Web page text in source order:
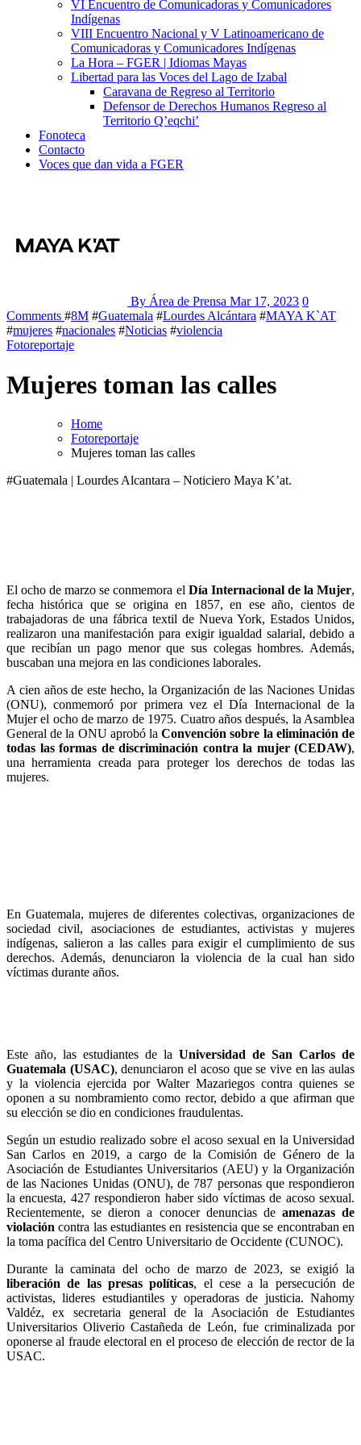
VI Encuentro de Comunicadoras y Comunicadores
Indígenas
VIII Encuentro Nacional y V Latinoamericano de
Comunicadoras y Comunicadores Indígenas
La Hora – FGER | Idiomas Mayas
Libertad para las Voces del Lago de Izabal
Caravana de Regreso al Territorio
Defensor de Derechos Humanos Regreso al
Territorio Q’eqchi’
Fonoteca
Contacto
Voces que dan vida a FGER
By Área de Prensa Mar 17, 2023 0
Comments #8M #Guatemala #Lourdes Alcántara #MAYA K`AT
#mujeres #nacionales #Noticias #violencia
Fotoreportaje
Mujeres toman las calles
Home
Fotoreportaje
Mujeres toman las calles
#Guatemala | Lourdes Alcantara – Noticiero Maya K’at.
El ocho de marzo se conmemora el Día Internacional de la Mujer,
fecha histórica que se origina en 1857, en ese año, cientos de
trabajadoras de una fábrica textil de Nueva York, Estados Unidos,
realizaron una manifestación para exigir igualdad salarial, debido a
que recibían un pago menor que sus colegas hombres. Además,
buscaban una mejora en las condiciones laborales.
A cien años de este hecho, la Organización de las Naciones Unidas
(ONU), conmemoró por primera vez el Día Internacional de la
Mujer el ocho de marzo de 1975. Cuatro años después, la Asamblea
General de la ONU aprobó laConvención sobre la eliminación de
todas las formas de discriminación contra la mujer (CEDAW),
una herramienta creada para proteger los derechos de todas las
mujeres.
En Guatemala, mujeres de diferentes colectivas, organizaciones de
sociedad civil, asociaciones de estudiantes, activistas y mujeres
indígenas, salieron a las calles para exigir el cumplimiento de sus
derechos. Además, denunciaron la violencia de la cual han sido
víctimas durante años.
Este año, las estudiantes de la Universidad de San Carlos de
Guatemala (USAC), denunciaron el acoso que se vive en las aulas
y la violencia ejercida por Walter Mazariegos contra quienes se
oponen a su nombramiento como rector, debido a que afirman que
su elección se dio en condiciones fraudulentas.
Según un estudio realizado sobre el acoso sexual en la Universidad
San Carlos en 2019, a cargo de la Comisión de Género de la
Asociación de Estudiantes Universitarios (AEU) y la Organización
de las Naciones Unidas (ONU), de 787 personas que respondieron
la encuesta, 427 respondieron haber sido víctimas de acoso sexual.
Recientemente, se dieron a conocer denuncias de amenazas de
violación contra las estudiantes en resistencia que se encontraban en
la toma pacífica del Centro Universitario de Occidente (CUNOC).
Durante la caminata del ocho de marzo de 2023, se exigió la
liberación de las presas políticas, el cese a la persecución de
activistas, lideres estudiantiles y operadoras de justicia. Nahomy
Valdéz, ex secretaria general de la Asociación de Estudiantes
Universitarios Oliverio Castañeda de León, fue criminalizada por
oponerse al fraude electoral en el proceso de elección de rector de la
USAC.